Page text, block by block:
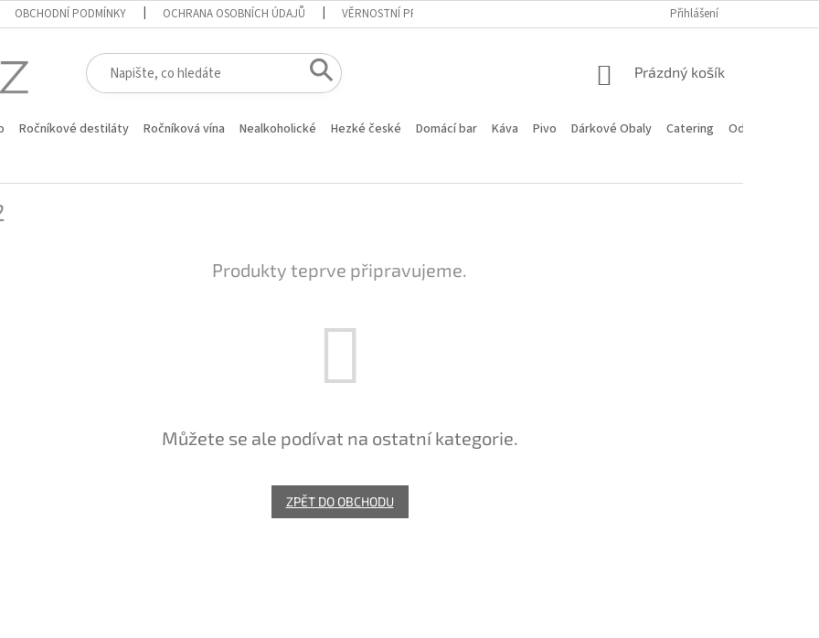
OBCHODNÍ PODMÍNKY OCHRANA OSOBNÍCH ÚDAJŮ VĚRNOSTNÍ PROGRAM HODNOCENÍ OBCHODU
Přihlášení
NÁKUPNÍ
Prázdný košík
Ročníkové destiláty Ročníková vína Nealkoholické Hezké české Domácí bar Káva Pivo Dárkové Obaly Catering
Odstoupení od
Produkty teprve připravujeme.
Můžete se ale podívat na ostatní kategorie.
ZPĚT DO OBCHODU